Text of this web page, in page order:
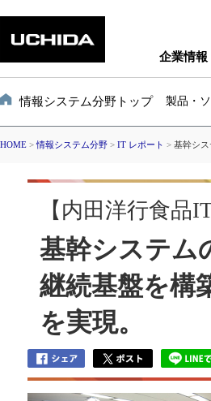
企業情報
情報システム分野トップ 製品・
HOME >情報システム分野 > IT レポート > 基幹シ
【内田洋行食品
基幹システム
継続基盤を構
を実現。